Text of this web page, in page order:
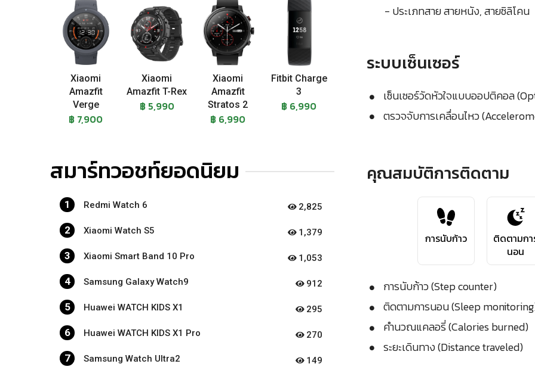
Xiaomi
Amazfit
Verge
฿ 7,900
Xiaomi
Amazfit T-Rex
฿ 5,990
Xiaomi
Amazfit
Stratos 2
฿ 6,990
Fitbit Charge
3
฿ 6,990
สมาร์ทวอชท์ยอดนิยม
1 Redmi Watch 6 2,825
2 Xiaomi Watch S5 1,379
3 Xiaomi Smart Band 10 Pro 1,053
4 Samsung Galaxy Watch9 912
5 Huawei WATCH KIDS X1 295
6 Huawei WATCH KIDS X1 Pro 270
7 Samsung Watch Ultra2 149
- ประเภทสาย สายหนัง, สายซิลิโคน
ระบบเซ็นเซอร์
เซ็นเซอร์วัดหัวใจแบบออปติคอล
ตรวจจับการเคลื่อนไหว
คุณสมบัติการติดตาม
การนับก้าว
ติดตามกา
นอน
การนับก้าว (Step counter)
ติดตามการนอน (Sleep
คำนวณแคลอรี่ (Calories burned)
ระยะเดินทาง (Distance traveled)